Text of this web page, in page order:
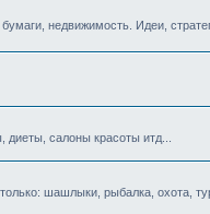
недвижимость. Идеи,
салоны красоты итд...
шашлыки, рыбалка, охота,